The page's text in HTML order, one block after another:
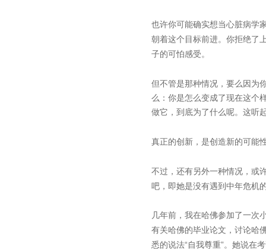
也许你可能确实想当心脏病学
朝着这个目标前进。你拒绝了
子的可怕感受。
但不管是那种情况，要么因为
么：你是怎么变成了现在这个
做它，到底为了什么呢。这听
真正的创新，是创造新的可能
不过，还有另外一种情况，或
吧，即她是没有遇到中年危机
几年前，我在哈佛参加了一次
有关哈佛的毕业论文，讨论哈
悉的说法“自我尊重”。她说在